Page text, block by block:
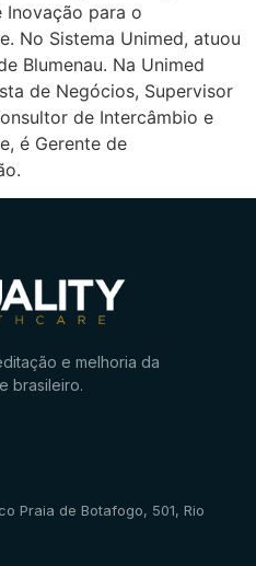
para o
No Sistema Unimed, atuou
Blumenau. Na Unimed
de Negócios, Supervisor
de Intercâmbio e
é Gerente de
e melhoria da
brasileiro.
Praia de Botafogo, 501, Rio